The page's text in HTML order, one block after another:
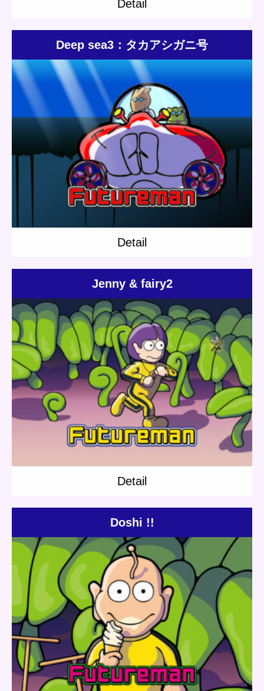
Detail
Deep sea3：タカアシガニ号
Update:2019.04.27
Category:Short story Deep sea
Detail
Detail
Jenny & fairy2
Update: 2019.03.02
Category: Jenny Others Short story Planet Travel
Detail
Detail
Doshi !!
Update: 2019.03.08
Category:Others Short story Planet Travel
Detail